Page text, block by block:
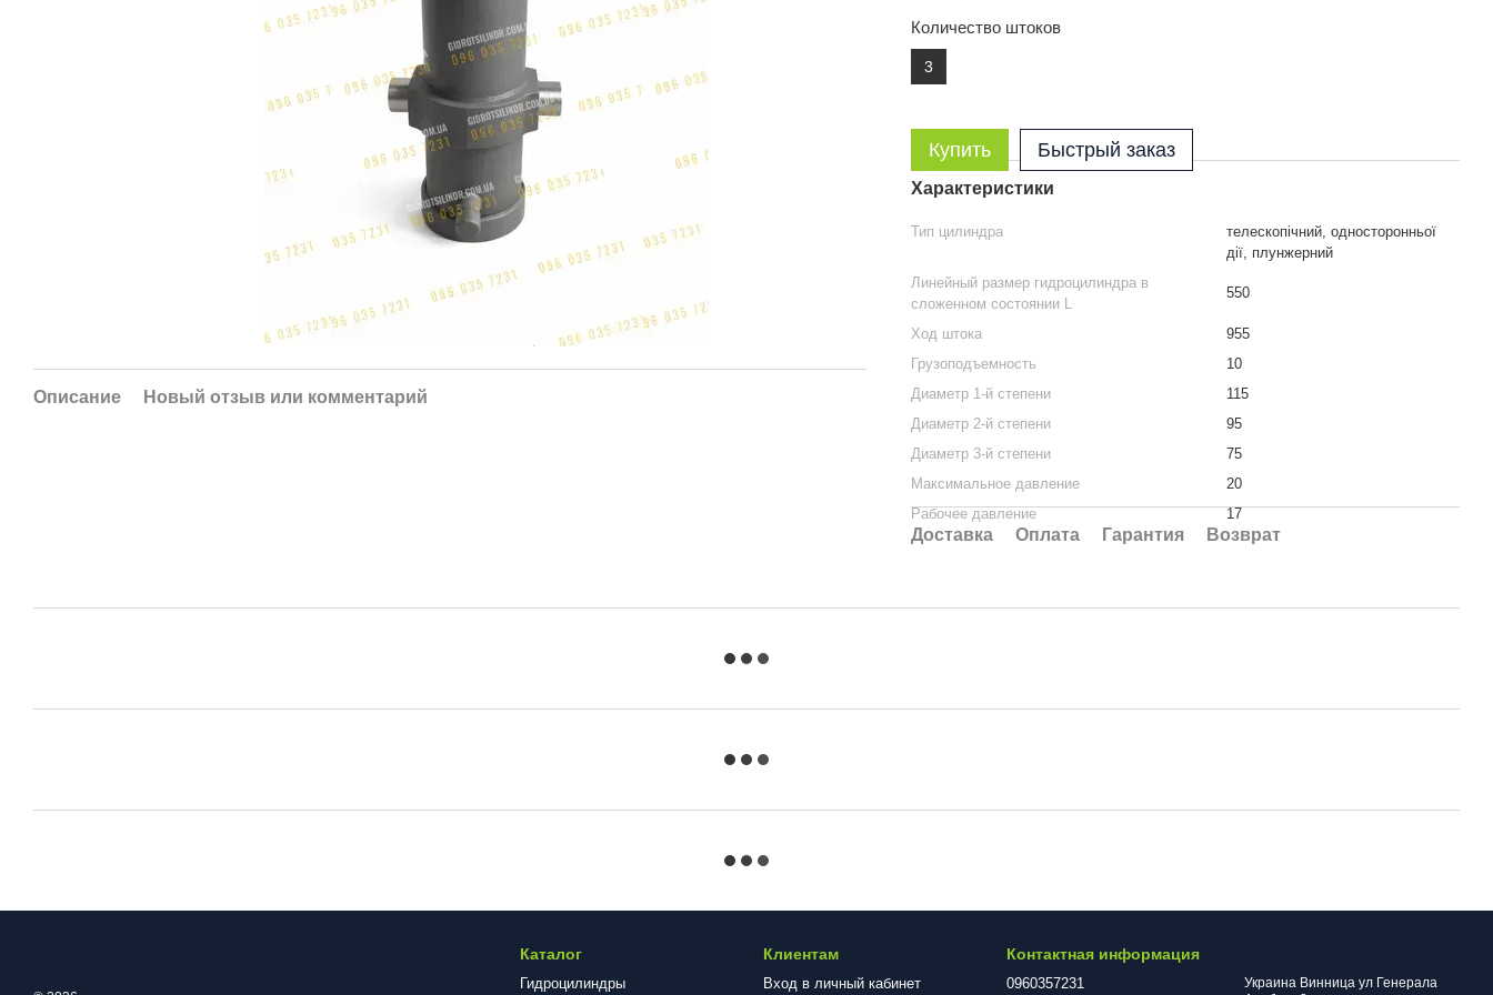
Описание Новый отзыв или комментарий
Количество штоков
3
Купить Быстрый заказ
Характеристики
Тип цилиндра
телескопічний, односторонньої
дії, плунжерний
Линейный размер гидроцилиндра в
сложенном состоянии L
550
Ход штока
955
Грузоподъемность
10
Диаметр 1-й степени
115
Диаметр 2-й степени
95
Диаметр 3-й степени
75
Максимальное давление
20
Рабочее давление
17
Доставка Оплата Гарантия Возврат
Каталог
Гидроцилиндры
Клиентам
Вход в личный кабинет
Контактная информация
0960357231
Украина Винница ул Генерала